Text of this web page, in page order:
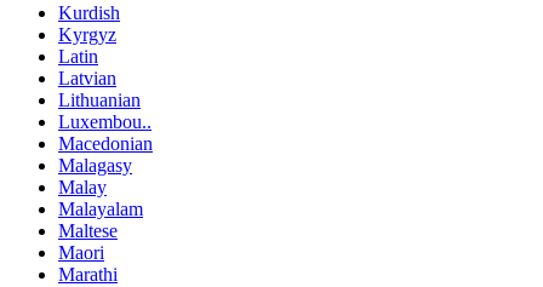
Kurdish
Kyrgyz
Latin
Latvian
Lithuanian
Luxembou..
Macedonian
Malagasy
Malay
Malayalam
Maltese
Maori
Marathi